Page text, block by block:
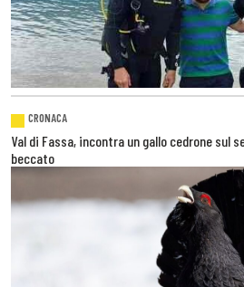
CRONACA
Val di Fassa, incontra un gallo cedrone
beccato